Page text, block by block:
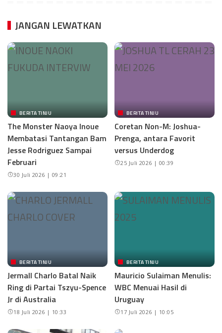
JANGAN LEWATKAN
BERITA TINJU
The Monster Naoya Inoue
Membatasi Tantangan Bam
Jesse Rodriguez Sampai
Februari
30 Juli 2026 | 09:21
BERITA TINJU
Coretan Non-M: Joshua-
Prenga, antara Favorit
versus Underdog
25 Juli 2026 | 00:39
BERITA TINJU
Jermall Charlo Batal Naik
Ring di Partai Tszyu-Spence
Jr di Australia
18 Juli 2026 | 10:33
BERITA TINJU
Mauricio Sulaiman Menulis:
WBC Menuai Hasil di
Uruguay
17 Juli 2026 | 10:05